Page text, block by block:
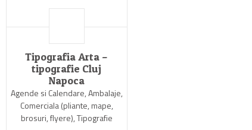
Tipografia Arta –
tipografie Cluj
Napoca
Agende si Calendare, Ambalaje,
Comerciala (pliante, mape,
brosuri, flyere), Tipografie